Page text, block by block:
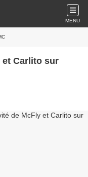
MENU
et Carlito sur